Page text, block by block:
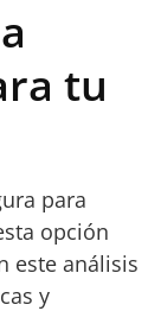
tu
para
opción
este análisis
y